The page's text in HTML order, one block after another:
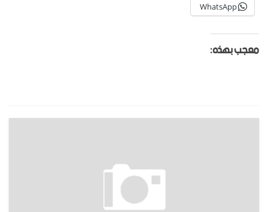
WhatsApp
معجب بهذه: